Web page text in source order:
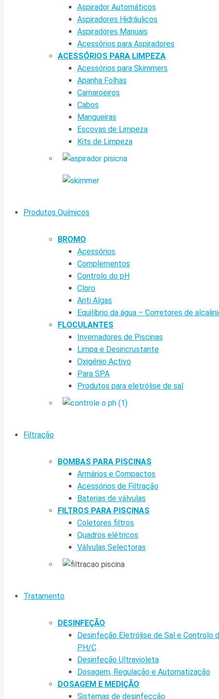
Aspirador Automáticos
Aspiradores Hidráulicos
Aspiradores Manuais
Acessórios para Aspiradores
ACESSÓRIOS PARA LIMPEZA
Acessórios para Skimmers
Apanha Folhas
Camaroeiros
Cabos
Mangueiras
Escovas de Limpeza
Kits de Limpeza
Produtos Químicos
BROMO
Acessórios
Complementos
Controlo do pH
Cloro
Anti Algas
Equilíbrio da água – Corretores de
FLOCULANTES
Invernadores de Piscinas
Limpa e Desincrustante
Oxigénio Activo
Para SPA
Produtos para eletrólise de sal
Filtração
BOMBAS PARA PISCINAS
Armários e Compactos
Acessórios de Filtração
Baterias de válvulas
FILTROS PARA PISCINAS
Coletores filtros
Quadros elétricos
Válvulas Selectoras
Tratamento
DESINFEÇÃO
Desinfeção Eletrólise de Sal e Controlo
PH/C
Desinfeção Ultravioleta
Dosagem, Regulação e Automatização
DOSAGEM E MEDIÇÃO
Sistemas de desinfecção